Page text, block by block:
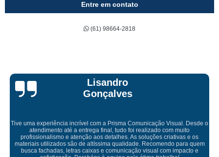
Entre em contato
(61) 98664-2818
Bruna Eduarda
Empresa maravilhosa, entregue antes do prazo e a instalação da lona
ficou perfeita, indico de olhos fechados